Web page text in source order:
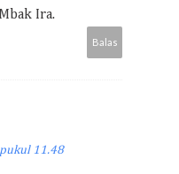
Ira.
Balas
11.48